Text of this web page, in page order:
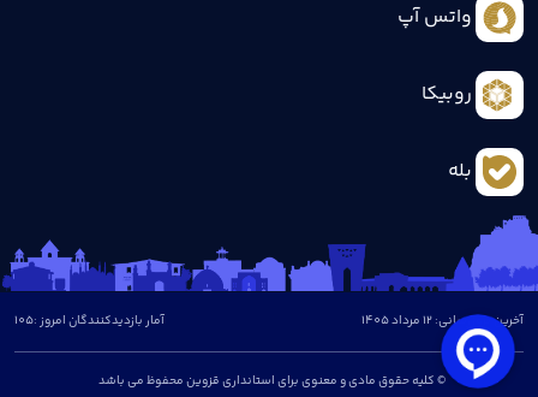
واتس آپ
روبیکا
بله
آخرین بروزرسانی: 12 مرداد 1405
© کلیه حقوق مادی و معنوی برای استانداری قزوین محفوظ می باشد
آمار بازدیدکنندگان امروز :105